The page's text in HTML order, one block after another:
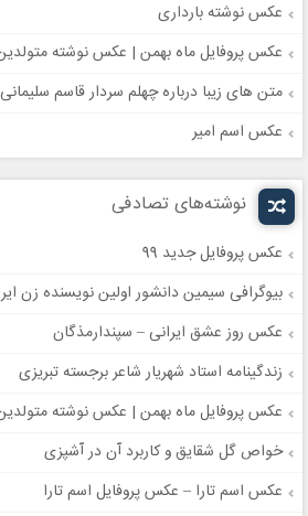
عکس نوشته بارداری
عکس پروفایل ماه بهمن | عکس نوشته
متن های زیبا درباره چهلم سردار قاسم سلیمانی
عکس اسم امیر
نوشته‌های تصادفی
عکس پروفایل جدید 99
بیوگرافی سیمین دانشور اولین نویسنده زن
عکس روز عشق ایرانی – سپندارمذگان
زندگینامه استاد شهریار شاعر برجسته تبریزی
عکس پروفایل ماه بهمن | عکس نوشته
خواص گل شقایق و کاربرد آن در آشپزی
عکس اسم تارا – عکس پروفایل اسم تارا